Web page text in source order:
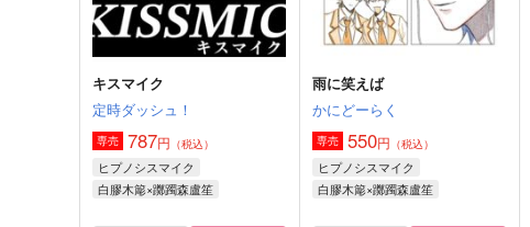
サンプル 作品詳細 サンプル 作品詳細
キスマイク
定時ダッシュ！
専売 787円 （税込）
ヒプノシスマイク
白膠木簓×躑躅森盧笙
雨に笑えば
かにどーらく
専売 550円 （税込）
ヒプノシスマイク
白膠木簓×躑躅森盧笙